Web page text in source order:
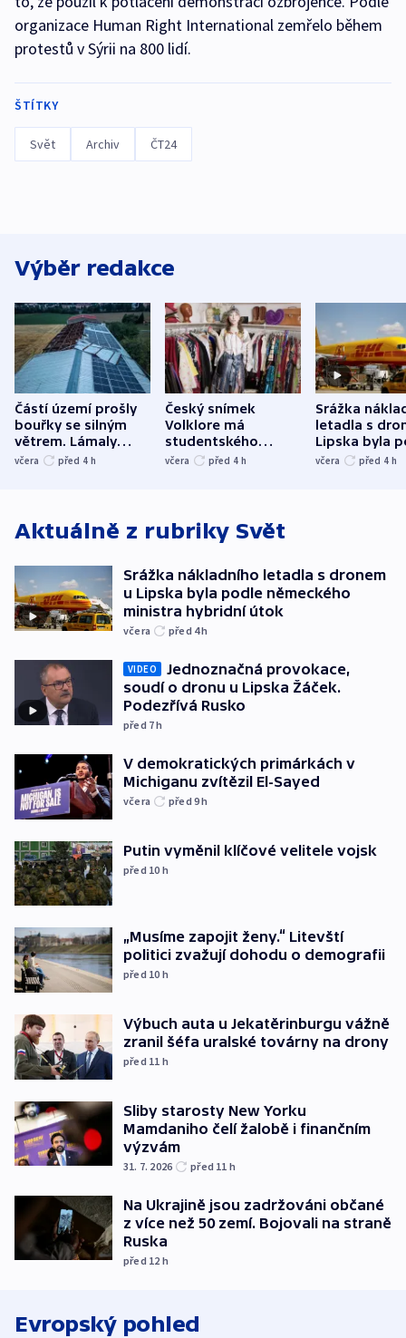
organizace Human Right International zemřelo během
protestů v Sýrii na 800 lidí.
ŠTÍTKY
Svět Archiv ČT24
Výběr redakce
Částí území prošly
bouřky se silným
větrem. Lámaly
stromy a poničily
včera před 4 h
Český snímek
Volklore má
studentského
Oscara, zabojuje o
včera před 4 h
Srážka
letadla s
Lipska byla
německého
včera před 4 h
Aktuálně z rubriky Svět
Srážka nákladního letadla s dronem
u Lipska byla podle německého
ministra hybridní útok
včera před 4h
VIDEO
Jednoznačná provokace,
soudí o dronu u Lipska Žáček.
Podezřívá Rusko
před 7h
V demokratických primárkách v
Michiganu zvítězil El-Sayed
včera před 9h
Putin vyměnil klíčové velitele vojsk
před 10 h
„Musíme zapojit ženy.“ Litevští
politici zvažují dohodu o demografii
před 10 h
Výbuch auta u Jekatěrinburgu vážně
zranil šéfa uralské továrny na drony
před 11 h
Sliby starosty New Yorku
Mamdaniho čelí žalobě i finančním
výzvám
31. 7. 2026 před 11 h
Na Ukrajině jsou zadržováni občané
z více než 50 zemí. Bojovali na straně
Ruska
před 12 h
Evropský pohled